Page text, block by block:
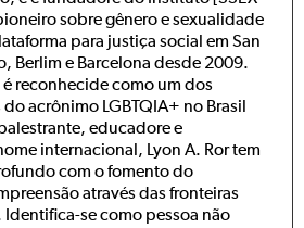
sobre gênero e sexualidade
para justiça social em San
Berlim e Barcelona desde 2009.
é reconhecide como um dos
acrônimo LGBTQIA+ no Brasil
educadore e
internacional, Lyon A. Ror tem
com o fomento do
através das fronteiras
Identifica-se como pessoa não